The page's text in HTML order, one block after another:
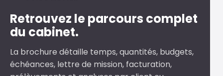
du cabinet.
La brochure détaille temps, quantités, budgets,
échéances, lettre de mission, facturation,
prélèvements et analyses par client ou